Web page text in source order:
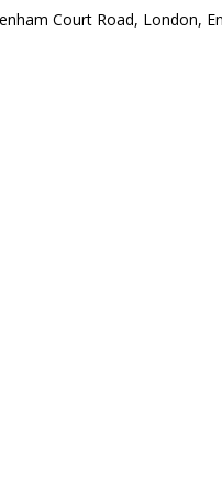
Court Road, London,